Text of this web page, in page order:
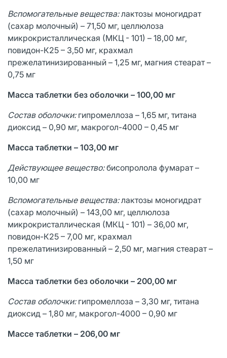
Вспомогательные вещества:лактозы моногидрат
(сахар молочный) – 71,50 мг, целлюлоза
микрокристаллическая (МКЦ - 101) – 18,00 мг,
повидон-К25 – 3,50 мг, крахмал
прежелатинизированный – 1,25 мг, магния стеарат –
0,75 мг
Масса таблетки без оболочки – 100,00 мг
Состав оболочки:гипромеллоза – 1,65 мг, титана
диоксид – 0,90 мг, макрогол-4000 – 0,45 мг
Масса таблетки – 103,00 мг
Действующее вещество:бисопролола фумарат –
10,00 мг
Вспомогательные вещества:лактозы моногидрат
(сахар молочный) – 143,00 мг, целлюлоза
микрокристаллическая (МКЦ - 101) – 36,00 мг,
повидон-К25 – 7,00 мг, крахмал
прежелатинизированный – 2,50 мг, магния стеарат –
1,50 мг
Масса таблетки без оболочки – 200,00 мг
Состав оболочки:гипромеллоза – 3,30 мг, титана
диоксид – 1,80 мг, макрогол-4000 – 0,90 мг
Массе таблетки – 206,00 мг